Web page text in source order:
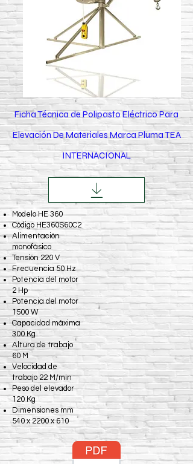
Ficha Técnica de Polipasto Eléctrico Para
Elevación De Materiales Marca Pluma TEA
INTERNACIONAL
Modelo HE 360
Código HE360S60C2
Alimentación
monofásico
Tensión 220 V
Frecuencia 50 Hz
Potencia del motor
2 Hp
Potencia del motor
1500 W
Capacidad máxima
300 Kg
Altura de trabajo
60 M
Velocidad de
trabajo 22 M/min
Peso del elevador
120 Kg
Dimensiones mm
540 x 2200 x 610